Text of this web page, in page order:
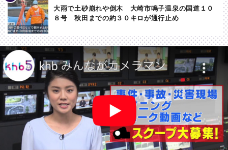
大雨で土砂崩れや倒木 大崎市鳴子温泉の国道１０
８号 秋田までの約３０キロが通行止め